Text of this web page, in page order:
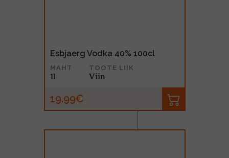
Esbjaerg Vodka 40% 100cl
MAHT
1l
TOOTE LIIK
Viin
19.99€